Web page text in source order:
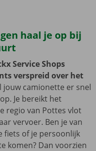
haal je op bij
Service Shops
verspreid over het
jouw camionette er snel
Je bereikt het
regio van Pottes vlot
vervoer. Ben je van
fiets of je persoonlijk
komen? Dan voorzien